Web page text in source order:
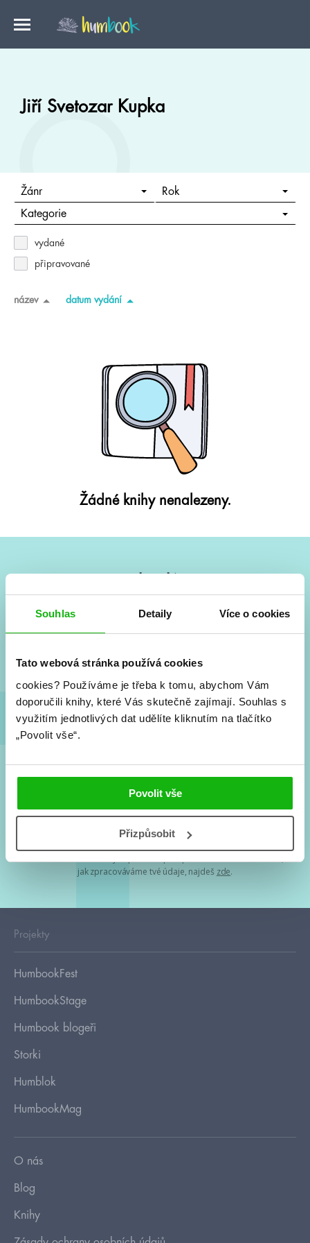
Souhlas Detaily Více o cookies
Tato webová stránka používá cookies
cookies? Používáme je třeba k tomu, abychom Vám
doporučili knihy, které Vás skutečně zajímají. Souhlas s
využitím jednotlivých dat udělíte kliknutím na tlačítko
„Povolit vše“.
Povolit vše
Přizpůsobit
Jiří Svetozar Kupka
Žánr Rok
Kategorie
vydané
připravované
název datum vydání
Žádné knihy nenalezeny.
Vše kolem #youngadult každý měsíc rovnou do mailu!
a seriálové adaptace a další.
Souhlasím spodmínkami zpracování osobních údajů
Tvá e-mailová adresa je u nás v bezpečí. Přečti si
jak zpracováváme tvé údaje, najdeš zde.
Projekty
HumbookFest
HumbookStage
Humbook blogeři
Storki
Humblok
HumbookMag
O nás
Blog
Knihy